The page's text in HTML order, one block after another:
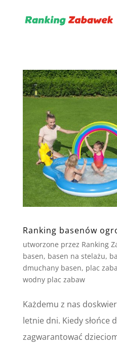
Ranking basenów
utworzone przez Ranking
basen, basen na stelażu,
dmuchany basen, plac
wodny plac zabaw
Każdemu z nas
letnie dni. Kiedy słońce
zagwarantować